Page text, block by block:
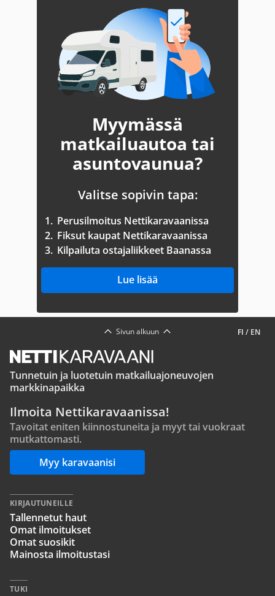
Myymässä
matkailuautoa tai
asuntovaunua?
Valitse sopivin tapa:
1. Perusilmoitus Nettikaravaanissa
2. Fiksut kaupat Nettikaravaanissa
3. Kilpailuta ostajaliikkeet Baanassa
Lue lisää
FI / EN
Sivun alkuun
Tunnetuin ja luotetuin matkailuajoneuvojen
markkinapaikka
Ilmoita Nettikaravaanissa!
Tavoitat eniten kiinnostuneita ja myyt tai vuokraat
mutkattomasti.
Myy karavaanisi
KIRJAUTUNEILLE
Tallennetut haut
Omat ilmoitukset
Omat suosikit
Mainosta ilmoitustasi
TUKI